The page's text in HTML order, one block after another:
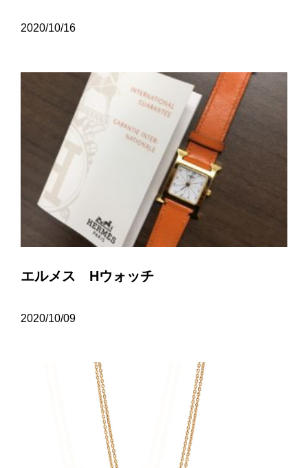
2020/10/16
エルメス Hウォッチ
2020/10/09